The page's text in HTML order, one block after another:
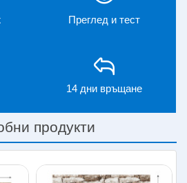
Преглед и тест
14 дни връщане
продукти